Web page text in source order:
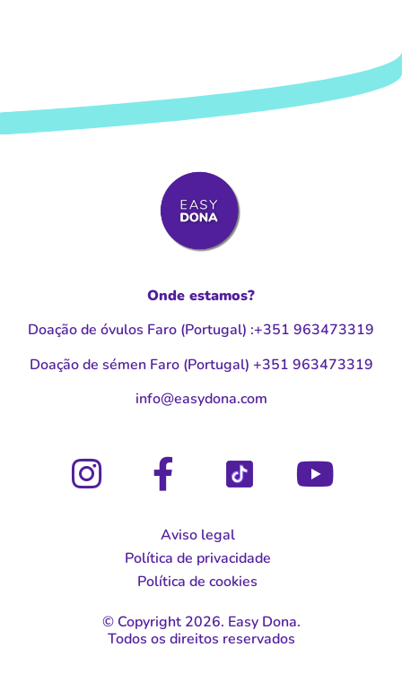
Onde estamos?
Doação de óvulos Faro (Portugal) :+351 963473319
Doação de sémen Faro (Portugal) +351 963473319
moc.anodysae@ofni
Aviso legal
Política de privacidade
Política de cookies
© Copyright 2026. Easy Dona.
Todos os direitos reservados